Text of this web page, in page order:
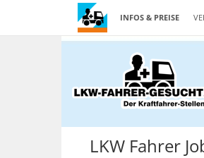
INFOS & PREISE
LKW Fahrer